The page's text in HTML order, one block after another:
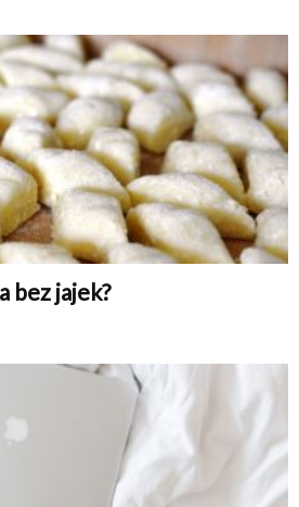
bez jajek?